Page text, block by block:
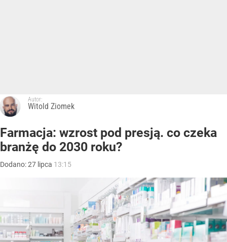
Autor:
Witold Ziomek
Farmacja: wzrost pod presją. co czeka
branżę do 2030 roku?
Dodano:27 lipca 13:15